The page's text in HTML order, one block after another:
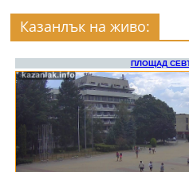
Казанлък на живо: